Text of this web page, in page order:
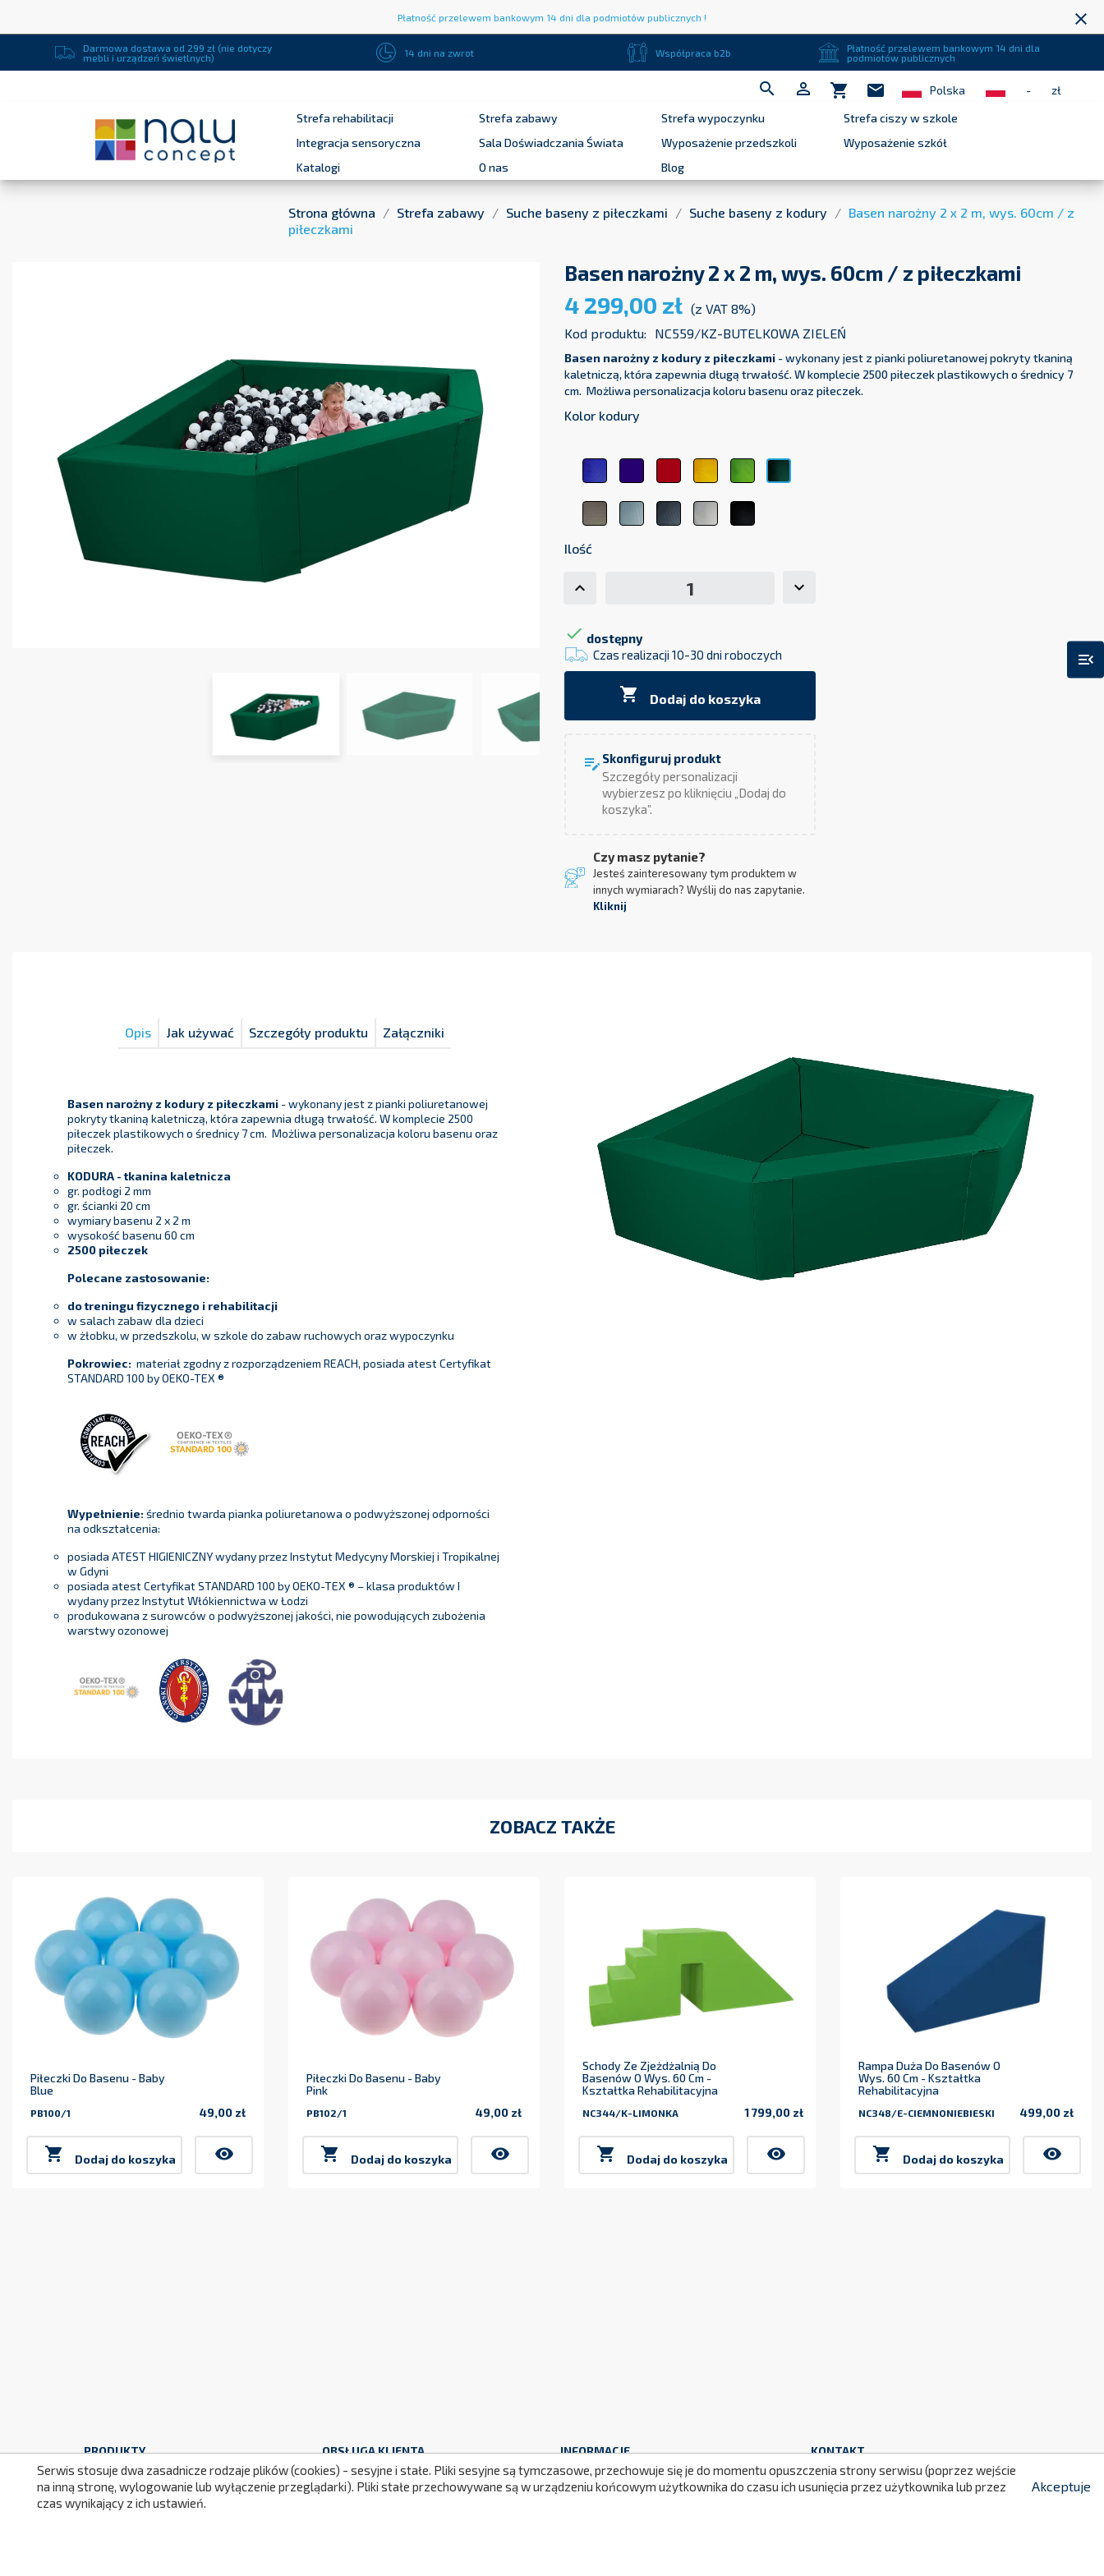
Płatność przelewem bankowym 14 dni dla podmiotów publicznych ! close
Darmowa dostawa od 299 zł (nie dotyczy
mebli i urządzeń świetlnych)
14 dni na zwrot Współpraca b2b
Płatność przelewem bankowym 14 dni dla
podmiotów publicznych
  shopping_cart mail Polska -
zł
Strefa rehabilitacji
Strefa zabawy Strefa wypoczynku
Strefa ciszy w szkole
Integracja sensoryczna
Sala Doświadczania Świata Wyposażenie przedszkoli
Wyposażenie szkół
Katalogi
O nas Blog
menu_open
Strona główna Strefa zabawy Suche baseny z piłeczkami Suche baseny z kodury
Basen narożny 2 x 2 m, wys. 60cm / z
piłeczkami
Basen narożny 2 x 2 m, wys. 60cm / z piłeczkami
4 299,00 zł (z VAT 8%)
Kod produktu:
NC559/KZ-BUTELKOWA ZIELEŃ
Basen narożny z kodury z piłeczkami - wykonany jest z pianki poliuretanowej pokryty tkaniną
kaletniczą, która zapewnia długą trwałość. W komplecie 2500 piłeczek plastikowych o średnicy 7
cm. Możliwa personalizacja koloru basenu oraz piłeczek.
Kolor kodury
Niebieski
82
Granatowy
18
Czerwony
04
Żółty
23
Limonka
48
Zieleń
Beżowy
44
Jasnoszary
70
Ciemnoszary
17
Biały
01
11
Ilość
 dostępny
Czas realizacji 10-30 dni roboczych
 Dodaj do koszyka
edit_note Skonfiguruj produkt
Szczegóły personalizacji
wybierzesz po kliknięciu „Dodaj do
koszyka”.
Czy masz pytanie?
Jesteś zainteresowany tym produktem w
innych wymiarach? Wyślij do nas zapytanie.
Kliknij
Opis Jak używać Szczegóły produktu Załączniki
Basen narożny z kodury z piłeczkami- wykonany jest z pianki poliuretanowej
pokryty tkaniną kaletniczą, która zapewnia długą trwałość. W komplecie 2500
piłeczek plastikowych o średnicy 7 cm. Możliwa personalizacja koloru basenu oraz
piłeczek.
KODURA - tkanina kaletnicza
gr. podłogi 2 mm
gr. ścianki 20 cm
wymiary basenu 2 x 2 m
wysokość basenu 60 cm
2500 piłeczek
Polecane zastosowanie:
do treningu fizycznego i rehabilitacji
w salach zabaw dla dzieci
w żłobku, w przedszkolu, w szkole do zabaw ruchowych oraz wypoczynku
Pokrowiec:materiał zgodny z rozporządzeniem REACH, posiada atest Certyfikat
STANDARD 100 by OEKO-TEX ®
Wypełnienie:średnio twarda pianka poliuretanowa o podwyższonej odporności
na odkształcenia:
posiada ATEST HIGIENICZNY wydany przez Instytut Medycyny Morskiej i Tropikalnej
w Gdyni
posiada atest Certyfikat STANDARD 100 by OEKO-TEX ® – klasa produktów I
wydany przez Instytut Włókiennictwa w Łodzi
produkowana z surowców o podwyższonej jakości, nie powodujących zubożenia
warstwy ozonowej
ZOBACZ TAKŻE
Piłeczki Do Basenu - Baby
Blue
PB100/1 49,00 zł
 Dodaj do koszyka visibility
Piłeczki Do Basenu - Baby
Pink
PB102/1 49,00 zł
 Dodaj do koszyka visibility
Schody Ze Zjeżdżalnią Do
Basenów O Wys. 60 Cm -
Kształtka Rehabilitacyjna
NC344/K-LIMONKA 1 799,00 zł
 Dodaj do koszyka visibility
Rampa Duża Do Basenów O
Wys. 60 Cm - Kształtka
Rehabilitacyjna
NC348/E-CIEMNONIEBIESKI 499,00 zł
 Dodaj do koszyka visibility
PRODUKTY
Promocje
Nowe produkty
Najczęściej kupowane
OBSŁUGA KLIENTA
Dostawa i płatność
Zwroty i Reklamacja
INFORMACJE
Polityka prywatności i RODO
Certyfikaty i bezpieczeństwo
KONTAKT
 NaluConcept Krzysztof Kobyłecki, Łukasz
Klimowski s.c.
ul. Józefa Marcika 14A lok. III/8
Serwis stosuje dwa zasadnicze rodzaje plików (cookies) - sesyjne i stałe. Pliki sesyjne są tymczasowe, przechowuje się je do momentu opuszczenia strony serwisu (poprzez wejście
na inną stronę, wylogowanie lub wyłączenie przeglądarki). Pliki stałe przechowywane są w urządzeniu końcowym użytkownika do czasu ich usunięcia przez użytkownika lub przez
czas wynikający z ich ustawień.
Akceptuje